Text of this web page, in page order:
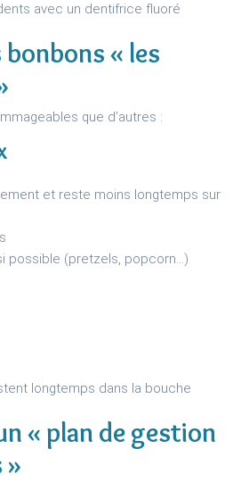
avec un dentifrice fluoré
« les
que d’autres :
et reste moins longtemps sur
possible (pretzels, popcorn…)
longtemps dans la bouche
« plan de gestion
»